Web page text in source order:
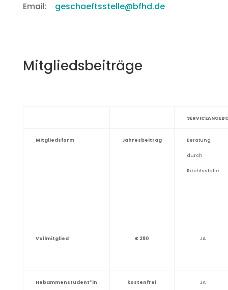
Email: geschaeftsstelle@bfhd.de
Mitgliedsbeiträge
Mitgliedsform Jahresbeitrag Beratung
durch
Rechtsstelle
Vollmitglied € 280 JA
Hebammenstudent*in kostenfrei JA